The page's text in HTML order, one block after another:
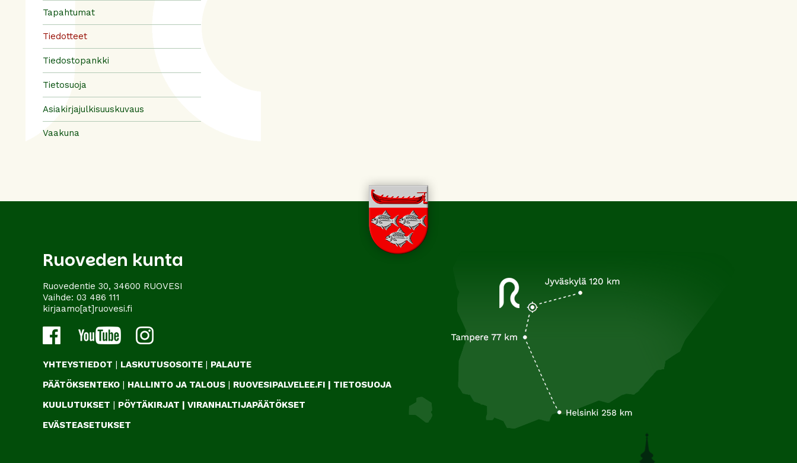
Tapahtumat
Tiedotteet
Tiedostopankki
Tietosuoja
Asiakirjajulkisuuskuvaus
Vaakuna
Ruoveden kunta
Ruovedentie 30, 34600 RUOVESI
Vaihde: 03 486 111
kirjaamo[at]ruovesi.fi
YHTEYSTIEDOT | LASKUTUSOSOITE | PALAUTE
PÄÄTÖKSENTEKO | HALLINTO JA TALOUS | RUOVESIPALVELEE.FI | TIETOSUOJA
KUULUTUKSET | PÖYTÄKIRJAT | VIRANHALTIJAPÄÄTÖKSET
EVÄSTEASETUKSET